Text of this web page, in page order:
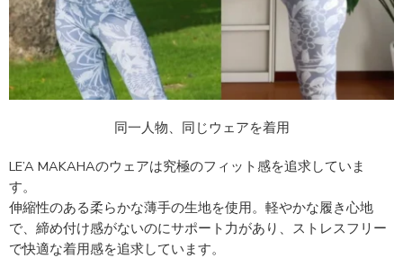
同一人物、同じウェアを着用
LE’A MAKAHAのウェアは究極のフィット感を追求していま
す。
伸縮性のある柔らかな薄手の生地を使用。軽やかな履き心地
で、締め付け感がないのにサポート力があり、ストレスフリー
で快適な着用感を追求しています。